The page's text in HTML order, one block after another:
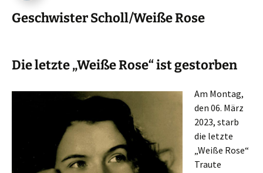
Geschwister Scholl/Weiße Rose
Die letzte „Weiße Rose“ ist gestorben
Am Montag,
den 06. März
2023, starb
die letzte
„Weiße Rose“
Traute